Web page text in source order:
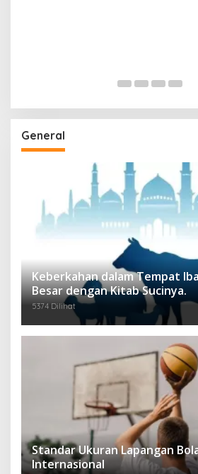
General
Keberkahan dalam Tempat
Besar dengan Kitab Sucinya.
5374 Dilihat
Standar Ukuran Lapangan
Internasional